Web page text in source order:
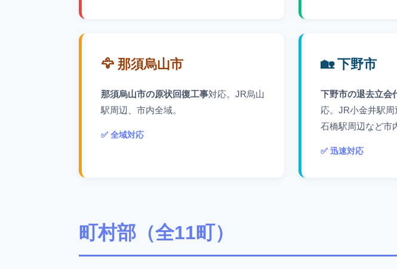
🦅 那須烏山市
那須烏山市の原状回復工事対応。JR烏山
駅周辺、市内全域。
✅ 全域対応
🏡 下野市
下野市の退去立会
応。JR小金井駅周
石橋駅周辺など市
✅ 迅速対応
町村部（全11町）